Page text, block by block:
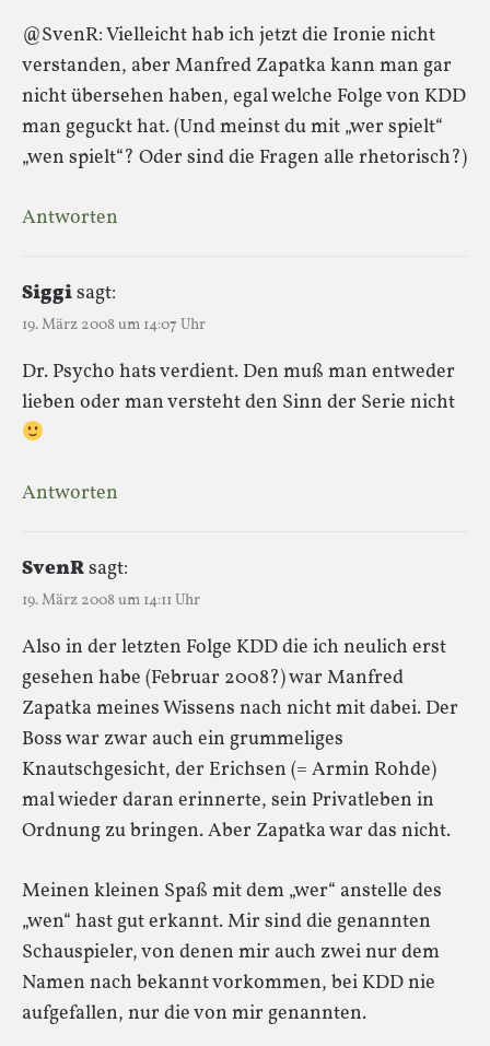
@SvenR: Vielleicht hab ich jetzt die Ironie nicht
verstanden, aber Manfred Zapatka kann man gar
nicht übersehen haben, egal welche Folge von KDD
man geguckt hat. (Und meinst du mit „wer spielt“
„wen spielt“? Oder sind die Fragen alle rhetorisch?)
Antworten
Siggisagt:
19. März 2008 um 14:07 Uhr
Dr. Psycho hats verdient. Den muß man entweder
lieben oder man versteht den Sinn der Serie nicht
Antworten
SvenRsagt:
19. März 2008 um 14:11 Uhr
Also in der letzten Folge KDD die ich neulich erst
gesehen habe (Februar 2008?) war Manfred
Zapatka meines Wissens nach nicht mit dabei. Der
Boss war zwar auch ein grummeliges
Knautschgesicht, der Erichsen (= Armin Rohde)
mal wieder daran erinnerte, sein Privatleben in
Ordnung zu bringen. Aber Zapatka war das nicht.
Meinen kleinen Spaß mit dem „wer“ anstelle des
„wen“ hast gut erkannt. Mir sind die genannten
Schauspieler, von denen mir auch zwei nur dem
Namen nach bekannt vorkommen, bei KDD nie
aufgefallen, nur die von mir genannten.